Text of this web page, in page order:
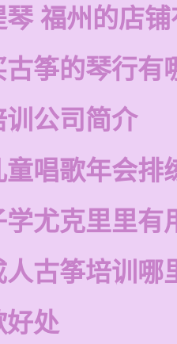
琴 福州的店
古筝的琴行有
训公司简介
童唱歌年会排
学尤克里里有
人古筝培训哪
好处